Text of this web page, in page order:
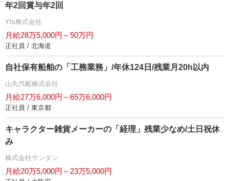
年2回賞与年2回
Yts株式会社
月給28万5,000円～50万円
正社員 / 北海道
自社保有船舶の「工務業務」/年休124日/残業月20h以内
山丸汽船株式会社
月給27万6,000円～65万6,000円
正社員 / 東京都
キャラクター雑貨メーカーの「経理」残業少なめ/土日祝休
み
株式会社サンタン
月給20万5,000円～23万5,000円